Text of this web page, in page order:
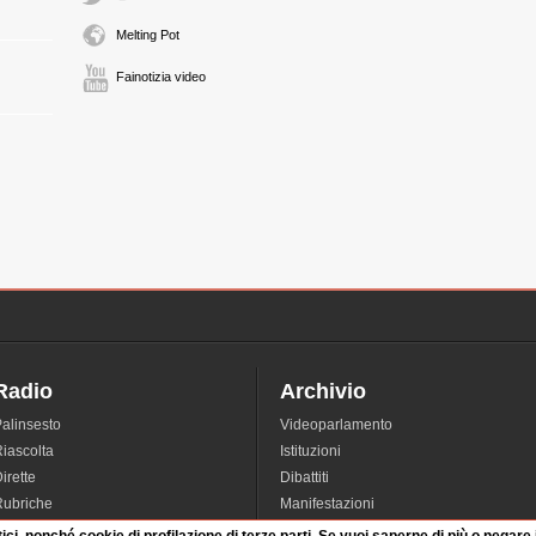
Melting Pot
Fainotizia video
Archivio
Videoparlamento
Istituzioni
Dibattiti
Manifestazioni
Radicali